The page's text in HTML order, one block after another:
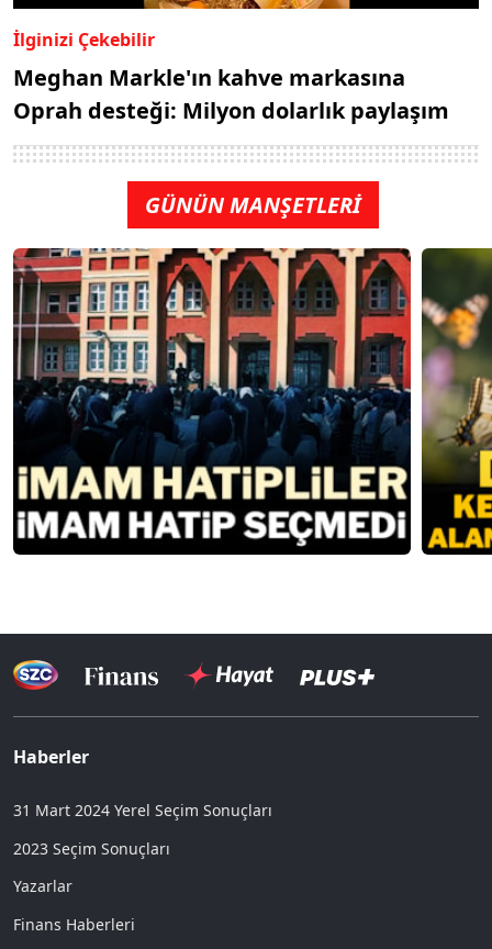
İlginizi Çekebilir
Meghan Markle'ın kahve markasına
Oprah desteği: Milyon dolarlık paylaşım
GÜNÜN MANŞETLERİ
Haberler
31 Mart 2024 Yerel Seçim Sonuçları
2023 Seçim Sonuçları
Yazarlar
Finans Haberleri